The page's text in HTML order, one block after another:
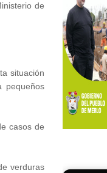
de
situación
pequeños
casos de
verduras